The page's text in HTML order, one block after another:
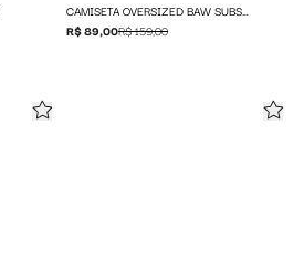
CAMISETA OVERSIZED BAW SUBSCRIPT
R$ 89,00R$ 159,00